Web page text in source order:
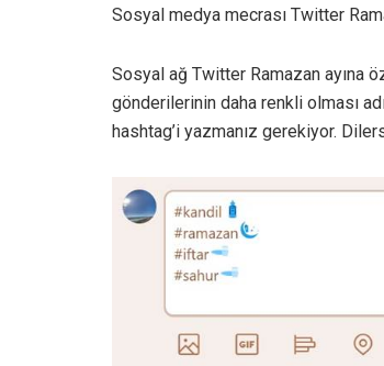
Sosyal medya mecrası Twitter
Sosyal ağ Twitter Ramazan ayına
gönderilerinin daha renkli olması
hashtag’i yazmanız gerekiyor.